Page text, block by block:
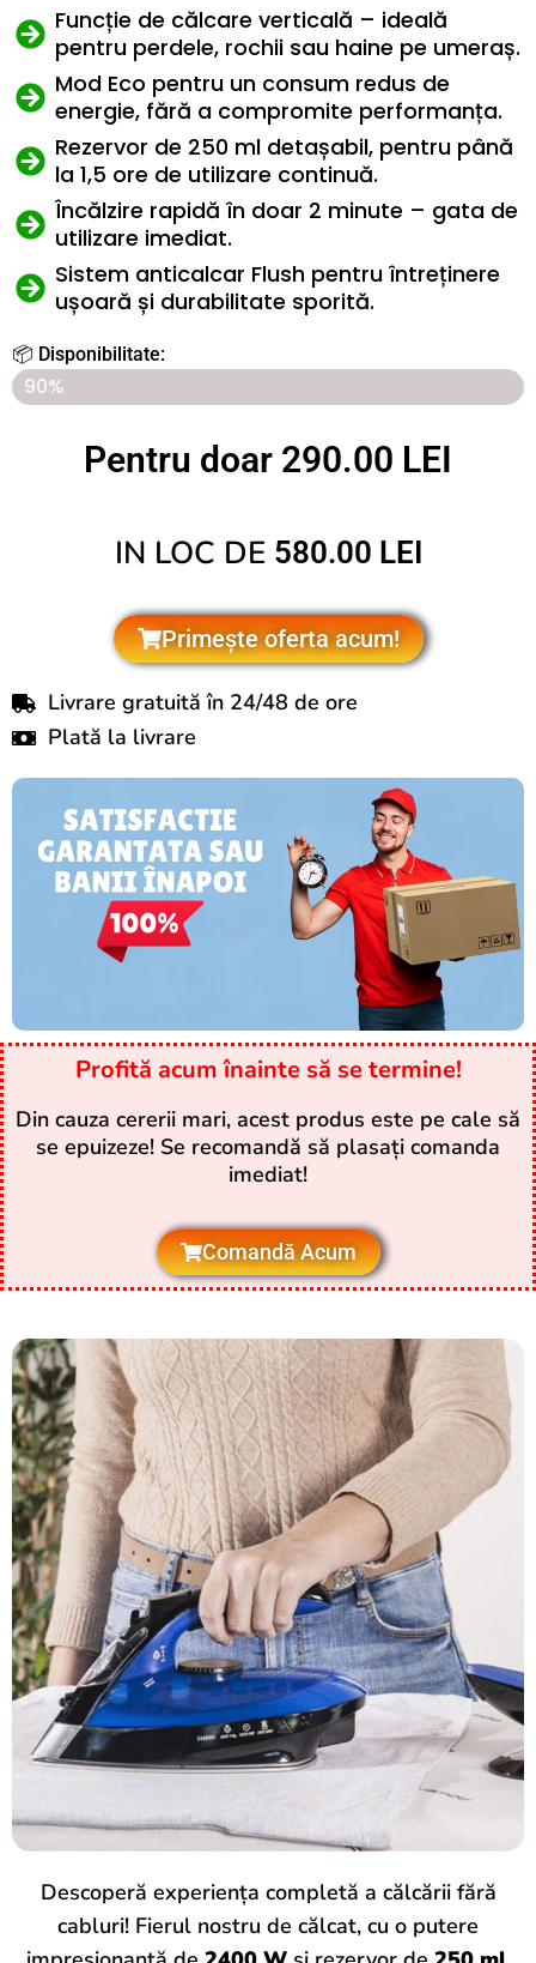
Funcție de călcare verticală – ideală
pentru perdele, rochii sau haine pe umeraș.
Mod Eco pentru un consum redus de
energie, fără a compromite performanța.
Rezervor de 250 ml detașabil, pentru până
la 1,5 ore de utilizare continuă.
Încălzire rapidă în doar 2 minute – gata de
utilizare imediat.
Sistem anticalcar Flush pentru întreținere
ușoară și durabilitate sporită.
📦 Disponibilitate:
Ultimele 7 articole disponibile în magazin!
90%
Pentru doar 290.00 LEI
IN LOC DE 580.00 LEI
Primește oferta acum!
Livrare gratuită în 24/48 de ore
Plată la livrare
Profită acum înainte să se termine!
Din cauza cererii mari, acest produs este pe cale să
se epuizeze! Se recomandă să plasați comanda
imediat!
Comandă Acum
Descoperă experiența completă a călcării fără
cabluri! Fierul nostru de călcat, cu o putere